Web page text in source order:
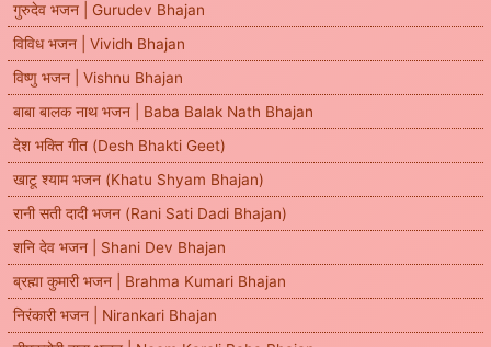
गुरुदेव भजन | Gurudev Bhajan
विविध भजन | Vividh Bhajan
विष्णु भजन | Vishnu Bhajan
बाबा बालक नाथ भजन | Baba Balak Nath Bhajan
देश भक्ति गीत (Desh Bhakti Geet)
खाटू श्याम भजन (Khatu Shyam Bhajan)
रानी सती दादी भजन (Rani Sati Dadi Bhajan)
शनि देव भजन | Shani Dev Bhajan
ब्रह्मा कुमारी भजन | Brahma Kumari Bhajan
निरंकारी भजन | Nirankari Bhajan